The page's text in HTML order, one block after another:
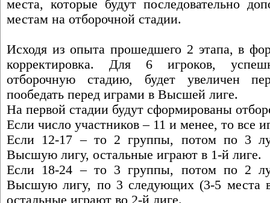
места, которые будут последовательно
местам на отборочной стадии.
Исходя из опыта прошедшего 2 этапа, в
корректировка. Для 6 игроков,
отборочную стадию, будет увеличен
пообедать перед играми в Высшей лиге.
На первой стадии будут сформированы
Если число участников – 11 и менее, то все
Если 12-17 – то 2 группы, потом по 3
Высшую лигу, остальные играют в 1-й лиге.
Если 18-24 – то 3 группы, потом по 2
Высшую лигу, по 3 следующих (3-5 места
остальные играют во 2-й лиге.